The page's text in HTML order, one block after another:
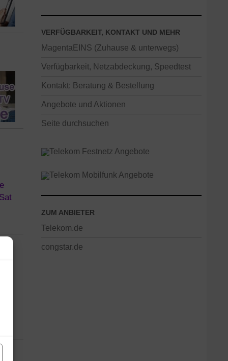
VERFÜGBARKEIT, KONTAKT UND MEHR
MagentaEINS (Zuhause & unterwegs)
Verfügbarkeit, Netzabdeckung, Speedtest
Kontakt: Beratung & Bestellung
Angebote und Aktionen
Seite durchsuchen
ZUM ANBIETER
Telekom.de
congstar.de